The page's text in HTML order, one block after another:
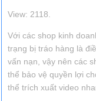
View: 2118.
Với các shop kinh
trạng bị tráo hàng là
vấn nạn, vậy nên các
thể bảo vệ quyền lợi
thể trích xuất video